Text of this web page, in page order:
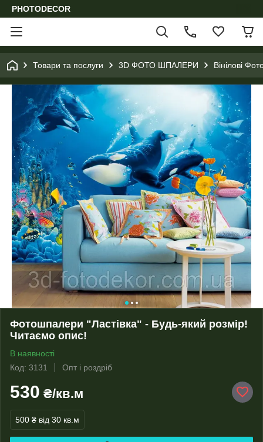
PHOTODECOR
Товари та послуги 3D ФОТО ШПАЛЕРИ Вінілові
Фотошпалери "Ластівка" - Будь-який розмір!
Читаємо опис!
В наявності
Код: 3131
Опт і роздріб
530 ₴/кв.м
500 ₴ від 30 кв.м